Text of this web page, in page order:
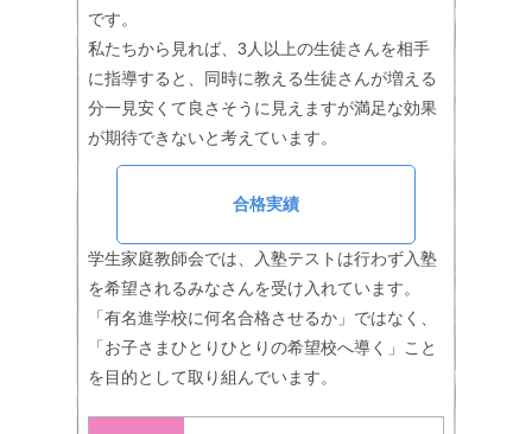
です。
私たちから見れば、3人以上の生徒さんを相手
に指導すると、同時に教える生徒さんが増える
分一見安くて良さそうに見えますが満足な効果
が期待できないと考えています。
合格実績
学生家庭教師会では、入塾テストは行わず入塾
を希望されるみなさんを受け入れています。
「有名進学校に何名合格させるか」ではなく、
「お子さまひとりひとりの希望校へ導く」こと
を目的として取り組んでいます。